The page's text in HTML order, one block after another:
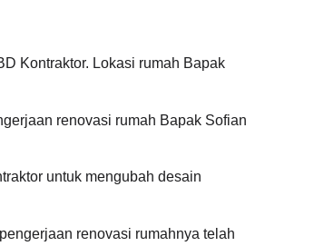
Kontraktor. Lokasi rumah Bapak
renovasi rumah Bapak Sofian
untuk mengubah desain
renovasi rumahnya telah